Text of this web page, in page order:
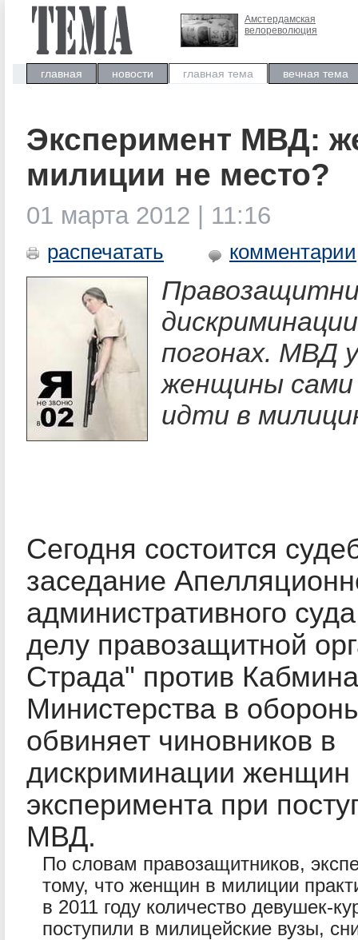
Амстердамская
велореволюция
главная новости главная тема вечная тема
Эксперимент МВД:
милиции не место?
01 марта 2012 | 11:16
распечатать комментарии
погонах. МВД
женщины
идти в
Сегодня состоится
заседание
административного
делу правозащитной
Страда" против
Министерства в
обвиняет чиновников в
дискриминации женщин
эксперимента при
МВД.
По словам правозащитников,
тому, что женщин в милиции
в 2011 году количество девушек-
поступили в милицейские вузы,